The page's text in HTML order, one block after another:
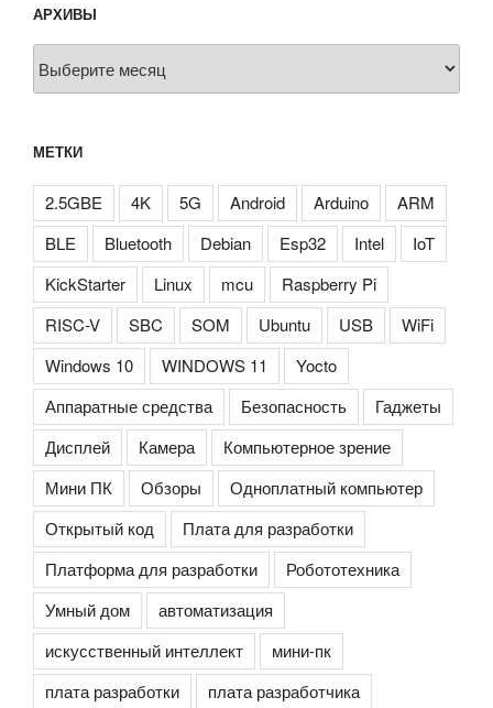
АРХИВЫ
МЕТКИ
2.5GBE 4K 5G Android Arduino
ARM
BLE
Bluetooth Debian Esp32 Intel
IoT
KickStarter
Linux mcu
Raspberry Pi
RISC-V
SBC SOM Ubuntu USB
WiFi
Windows 10
WINDOWS 11
Yocto
Аппаратные средства
Безопасность
Гаджеты
Дисплей
Камера
Компьютерное зрение
Мини ПК
Обзоры
Одноплатный компьютер
Открытый код
Плата для разработки
Платформа для разработки
Робототехника
Умный дом
автоматизация
искусственный интеллект
мини-пк
плата разработки
плата разработчика